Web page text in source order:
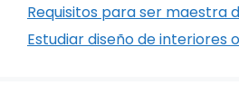
Requisitos para ser maestra
Estudiar diseño de interiores